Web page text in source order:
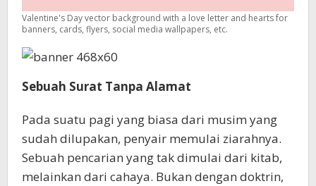
Valentine's Day vector background with a love letter and hearts for
banners, cards, flyers, social media wallpapers, etc.
Sebuah Surat Tanpa Alamat
Pada suatu pagi yang biasa dari musim yang
sudah dilupakan, penyair memulai ziarahnya.
Sebuah pencarian yang tak dimulai dari kitab,
melainkan dari cahaya. Bukan dengan doktrin,